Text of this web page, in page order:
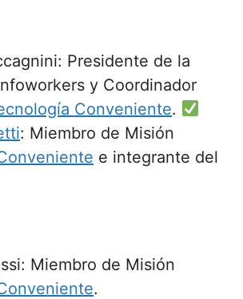
Presidente de la
y Coordinador
Conveniente.
: Miembro de Misión
e integrante del
Miembro de Misión
.